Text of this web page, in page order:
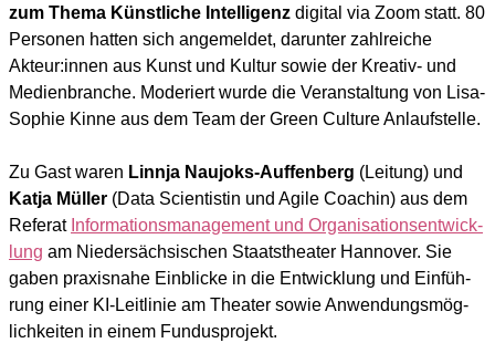
zum The­ma Künst­li­che Intel­li­genz digi­tal via Zoom statt. 80
Per­so­nen hat­ten sich ange­mel­det, dar­un­ter zahl­rei­che
Akteur:innen aus Kunst und Kul­tur sowie der Krea­tiv- und
Medi­en­bran­che. Mode­riert wur­de die Ver­an­stal­tung von Lisa-
Sophie Kin­ne aus dem Team der Green Cul­tu­re Anlauf­stel­le.
Zu Gast waren Linn­ja Nau­joks-Auf­fen­berg (Lei­tung) und
Kat­ja Mül­ler (Data Sci­en­tis­tin und Agi­le Coa­chin) aus dem
Refe­rat Infor­ma­ti­ons­ma­nage­ment und Orga­ni­sa­ti­ons­ent­wick­
lung am Nie­der­säch­si­schen Staats­thea­ter Han­no­ver. Sie
gaben pra­xis­na­he Ein­bli­cke in die Ent­wick­lung und Ein­füh­
rung einer KI-Leit­li­nie am Thea­ter sowie Anwen­dungs­mög­
lich­kei­ten in einem Fun­dus­pro­jekt.